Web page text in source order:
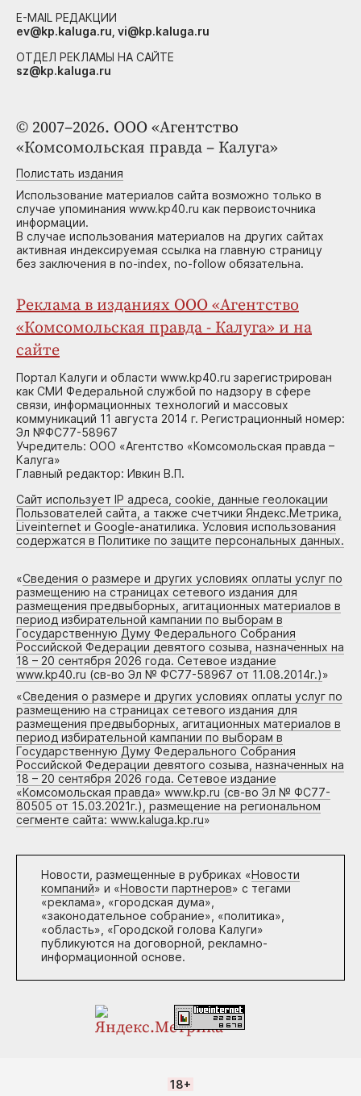
© 2007–2026. ООО «Агентство
«Комсомольская правда – Калуга»
Полистать издания
Использование материалов сайта возможно только в
случае упоминания www.kp40.ru как первоисточника
информации.
В случае использования материалов на других сайтах
активная индексируемая ссылка на главную страницу
без заключения в no-index, no-follow обязательна.
Реклама в изданиях ООО «Агентство
«Комсомольская правда - Калуга» и на
сайте
Портал Калуги и области www.kp40.ru зарегистрирован
как СМИ Федеральной службой по надзору в сфере
связи, информационных технологий и массовых
коммуникаций 11 августа 2014 г. Регистрационный номер:
Эл №ФС77-58967
Учредитель: ООО «Агентство «Комсомольская правда –
Калуга»
Главный редактор: Ивкин В.П.
Сайт использует IP адреса, cookie, данные геолокации
Пользователей сайта, а также счетчики Яндекс.Метрика,
Liveinternet и Google-анатилика. Условия использования
содержатся в Политике по защите персональных данных.
«Сведения о размере и других условиях оплаты услуг по
размещению на страницах сетевого издания для
размещения предвыборных, агитационных материалов в
период избирательной кампании по выборам в
Государственную Думу Федерального Собрания
Российской Федерации девятого созыва, назначенных на
18 – 20 сентября 2026 года. Сетевое издание
www.kp40.ru (св-во Эл № ФС77-58967 от 11.08.2014г.)»
«Сведения о размере и других условиях оплаты услуг по
размещению на страницах сетевого издания для
размещения предвыборных, агитационных материалов в
период избирательной кампании по выборам в
Государственную Думу Федерального Собрания
Российской Федерации девятого созыва, назначенных на
18 – 20 сентября 2026 года. Сетевое издание
«Комсомольская правда» www.kp.ru (св-во Эл № ФС77-
80505 от 15.03.2021г.), размещение на региональном
сегменте сайта: www.kaluga.kp.ru»
Новости, размещенные в рубриках «Новости
компаний» и «Новости партнеров» с тегами
«реклама», «городская дума»,
«законодательное собрание», «политика»,
«область», «Городской голова Калуги»
публикуются на договорной, рекламно-
информационной основе.
E-MAIL РЕДАКЦИИ
ev@kp.kaluga.ru, vi@kp.kaluga.ru
ОТДЕЛ РЕКЛАМЫ НА САЙТЕ
sz@kp.kaluga.ru
18+